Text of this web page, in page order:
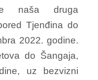
naša druga
Tjenđina do
2022. godine.
do Šangaja,
uz bezvizni